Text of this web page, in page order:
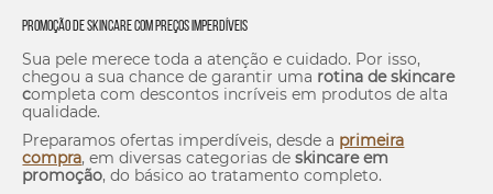
Promoção deSkincarecom Preços Imperdíveis
Sua pele merece toda a atenção e cuidado. Por isso,
chegou a sua chance de garantir uma rotina deskincare
completa com descontos incríveis em produtos de alta
qualidade.
Preparamos ofertas imperdíveis, desde a primeira
compra, em diversas categorias deskincareem
promoção, do básico ao tratamento completo.